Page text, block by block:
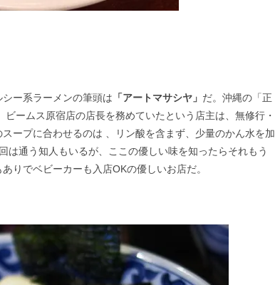
ー系ラーメンの筆頭は 「アートマサシヤ」 だ。沖縄の「正
ームス原宿店の店長を務めていたという店主は、無修行・
ープに合わせるのは 、リン酸を含まず、少量のかん水を加
は通う知人もいるが、ここの優しい味を知ったらそれもう
りでベビーカーも入店OKの優しいお店だ。